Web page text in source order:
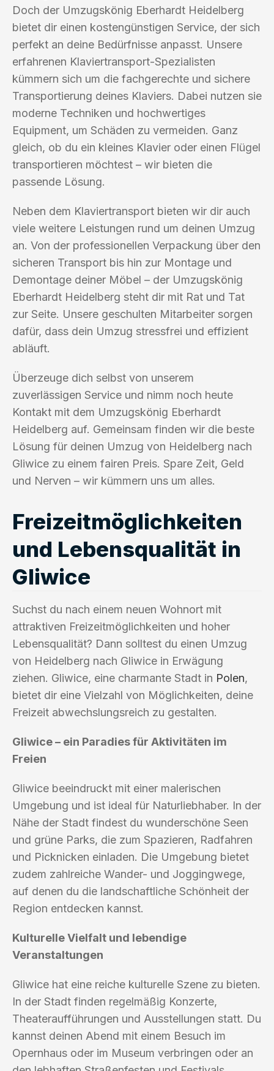
Doch der Umzugskönig Eberhardt Heidelberg
bietet dir einen kostengünstigen Service, der sich
perfekt an deine Bedürfnisse anpasst. Unsere
erfahrenen Klaviertransport-Spezialisten
kümmern sich um die fachgerechte und sichere
Transportierung deines Klaviers. Dabei nutzen sie
moderne Techniken und hochwertiges
Equipment, um Schäden zu vermeiden. Ganz
gleich, ob du ein kleines Klavier oder einen Flügel
transportieren möchtest – wir bieten die
passende Lösung.
Neben dem Klaviertransport bieten wir dir auch
viele weitere Leistungen rund um deinen Umzug
an. Von der professionellen Verpackung über den
sicheren Transport bis hin zur Montage und
Demontage deiner Möbel – der Umzugskönig
Eberhardt Heidelberg steht dir mit Rat und Tat
zur Seite. Unsere geschulten Mitarbeiter sorgen
dafür, dass dein Umzug stressfrei und effizient
abläuft.
Überzeuge dich selbst von unserem
zuverlässigen Service und nimm noch heute
Kontakt mit dem Umzugskönig Eberhardt
Heidelberg auf. Gemeinsam finden wir die beste
Lösung für deinen Umzug von Heidelberg nach
Gliwice zu einem fairen Preis. Spare Zeit, Geld
und Nerven – wir kümmern uns um alles.
Freizeitmöglichkeiten
und Lebensqualität in
Gliwice
Suchst du nach einem neuen Wohnort mit
attraktiven Freizeitmöglichkeiten und hoher
Lebensqualität? Dann solltest du einen Umzug
von Heidelberg nach Gliwice in Erwägung
ziehen. Gliwice, eine charmante Stadt in Polen,
bietet dir eine Vielzahl von Möglichkeiten, deine
Freizeit abwechslungsreich zu gestalten.
Gliwice – ein Paradies für Aktivitäten im
Freien
Gliwice beeindruckt mit einer malerischen
Umgebung und ist ideal für Naturliebhaber. In der
Nähe der Stadt findest du wunderschöne Seen
und grüne Parks, die zum Spazieren, Radfahren
und Picknicken einladen. Die Umgebung bietet
zudem zahlreiche Wander- und Joggingwege,
auf denen du die landschaftliche Schönheit der
Region entdecken kannst.
Kulturelle Vielfalt und lebendige
Veranstaltungen
Gliwice hat eine reiche kulturelle Szene zu bieten.
In der Stadt finden regelmäßig Konzerte,
Theateraufführungen und Ausstellungen statt. Du
kannst deinen Abend mit einem Besuch im
Opernhaus oder im Museum verbringen oder an